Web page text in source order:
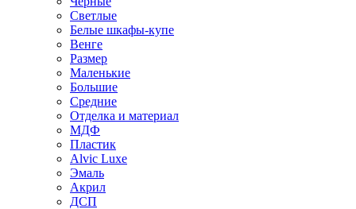
Светлые
Белые шкафы-купе
Венге
Размер
Маленькие
Большие
Средние
Отделка и материал
МДФ
Пластик
Alvic Luxe
Эмаль
Акрил
ДСП